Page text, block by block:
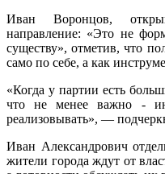
Иван Воронцов,
направление: «Это не
существу», отметив, что
само по себе, а как
«Когда у партии есть
что не менее важно -
реализовывать», —
Иван Александрович
жители города ждут от